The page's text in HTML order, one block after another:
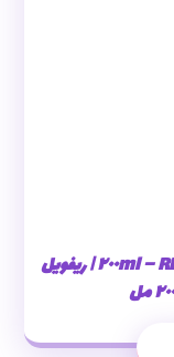
REVUELE SOOTHING CLEANSING OIL – ٢٠٠ml | ريفويل